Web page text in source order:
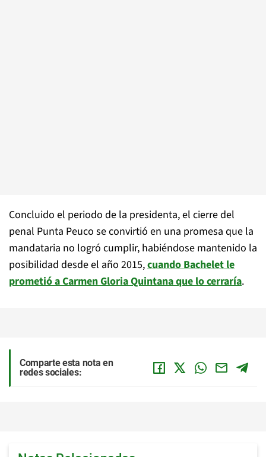
Concluido el periodo de la presidenta, el cierre del
penal Punta Peuco se convirtió en una promesa que la
mandataria no logró cumplir, habiéndose mantenido la
posibilidad desde el año 2015,cuando Bachelet le
prometió a Carmen Gloria Quintana que lo cerraría.
Comparte esta nota en
redes sociales: